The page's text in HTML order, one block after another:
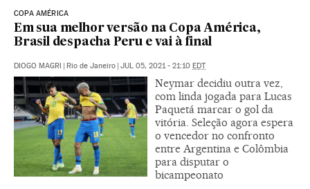
COPA AMÉRICA
Em sua melhor versão na Copa América,
Brasil despacha Peru e vai à final
DIOGO MAGRI | Rio de Janeiro | JUL 05, 2021 - 21:10 EDT
Neymar decidiu outra vez,
com linda jogada para Lucas
Paquetá marcar o gol da
vitória. Seleção agora espera
o vencedor no confronto
entre Argentina e Colômbia
para disputar o
bicampeonato